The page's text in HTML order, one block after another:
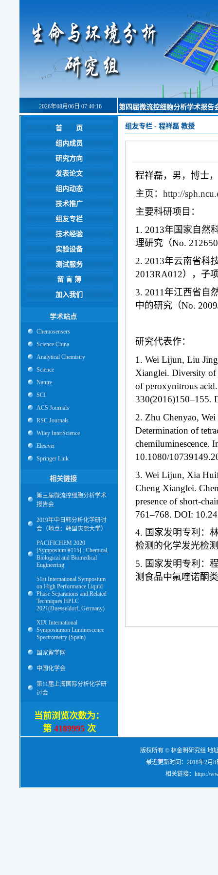
2026年08月06日 07:40:16 第四届微流控细胞分析学术报告
首 页
组内成员
研究方向
发表论文
组内动态
技术推广
组友专栏
技术经验
实验设备
测试服务
留 言 薄
加入我们
学术站点
Chemosensers
Science China
Analytical Chemistry
Science
Nature
SCI
ACS Journals
RSC Journals
Wiley InterScience
Elesiver
Springer Link
相关链接
第三届微流控细胞分析学术
报告会
2019年中日韩分析化学研讨
会（地点：韩国庆熙大学）
PACIFICHEM 2020
[Symposium #115] : Chemical,
Biological and Biomedical
Engineering
51st International Symposium
on High Performance Liquid
Phase Separations and Related
Techniques HPLC
2021(Duesseldorf, Germany)
XIX International
Symposiumon Luminescence
Spectrometry (Spain)
国家留学网
中国化学会
第11届上海国际分析化学研
讨会
当前浏览次数为：
第 4189995次
组友专栏 - 程祥磊 教授
程祥磊，男，博士
主页： http://
主要科研项目：
1. 2013年国家自然
理研究（No.
2. 2013年云南省科
2013RA012），子
3. 2011年江西省自
中的研究（No.
研究代表作：
1. Wei Lijun, Liu
Xianglei. Diversity of
of peroxynitrous
330(2016)150–155.
2. Zhu Chenyao,
Determination of
chemiluminescence.
10.1080/
3. Wei Lijun, Xia
Cheng Xianglei.
presence of short-
761–768. DOI:
4. 国家发明专利：
检测的化学发光检
5. 国家发明专利：
测食品中氟喹诺酮
版权所有 © 林金明研究组 地
最近更新时间：2018年2月8
相关链接：https://